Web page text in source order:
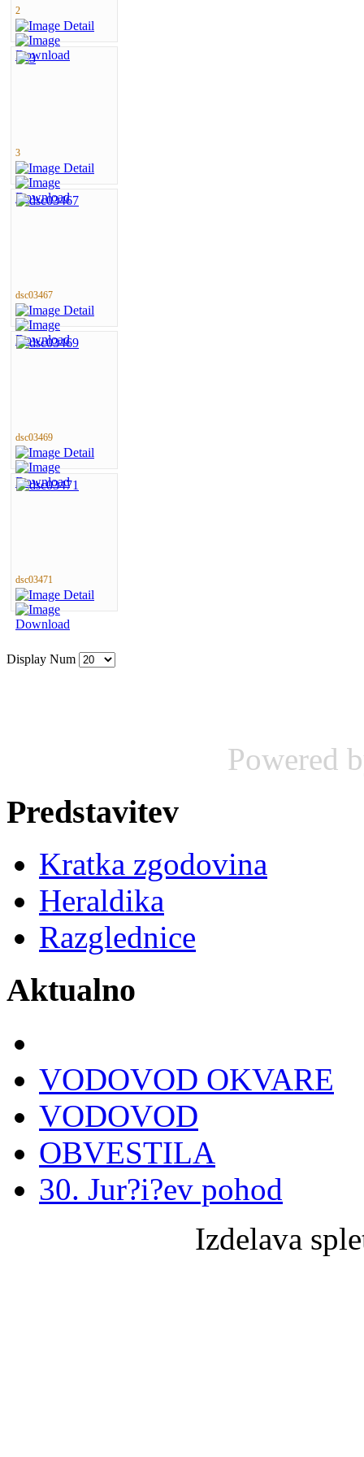
2
3
dsc03467
dsc03469
dsc03471
Display Num
Powered
Predstavitev
Kratka zgodovina
Heraldika
Razglednice
Aktualno
VODOVOD OKVARE
VODOVOD
OBVESTILA
30. Jur?i?ev pohod
Izdelava